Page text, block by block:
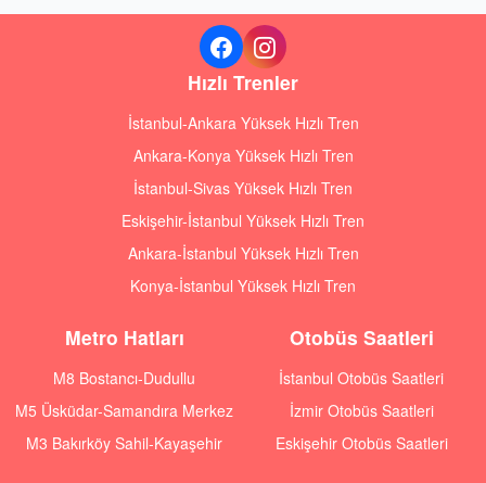
Hızlı Trenler
İstanbul-Ankara Yüksek Hızlı Tren
Ankara-Konya Yüksek Hızlı Tren
İstanbul-Sivas Yüksek Hızlı Tren
Eskişehir-İstanbul Yüksek Hızlı Tren
Ankara-İstanbul Yüksek Hızlı Tren
Konya-İstanbul Yüksek Hızlı Tren
Metro Hatları
M8 Bostancı-Dudullu
M5 Üsküdar-Samandıra Merkez
M3 Bakırköy Sahil-Kayaşehir
Otobüs Saatleri
İstanbul Otobüs Saatleri
İzmir Otobüs Saatleri
Eskişehir Otobüs Saatleri